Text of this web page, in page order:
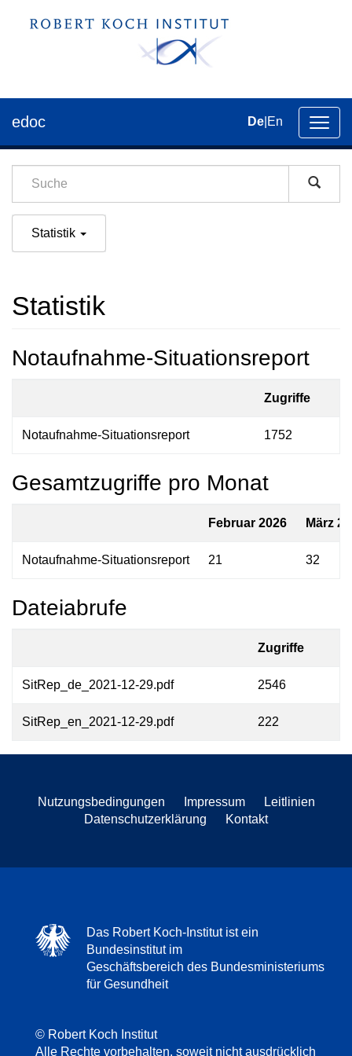
der
edoc De En
Statistik
Statistik
Notaufnahme-Situationsreport
Zugriffe
Notaufnahme-Situationsreport 1752
Gesamtzugriffe pro Monat
Februar 2026 März
Notaufnahme-Situationsreport 21 32
Dateiabrufe
Zugriffe
SitRep_de_2021-12-29.pdf 2546
SitRep_en_2021-12-29.pdf 222
Nutzungsbedingungen Impressum
Leitlinien
Datenschutzerklärung
Kontakt
Das Robert Koch-Institut ist ein
Bundesinstitut im
Geschäftsbereich des Bundesministeriums
für Gesundheit
© Robert Koch Institut
Alle Rechte vorbehalten, soweit nicht ausdrücklich